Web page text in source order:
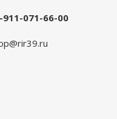
911-071-66-00